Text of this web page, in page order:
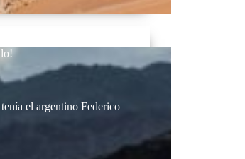
el argentino Federico